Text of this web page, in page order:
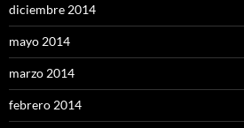
diciembre 2014
mayo 2014
marzo 2014
febrero 2014